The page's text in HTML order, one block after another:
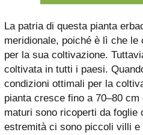
La patria di questa pianta
meridionale, poiché è lì che le
per la sua coltivazione.
coltivata in tutti i paesi.
condizioni ottimali per la
pianta cresce fino a 70–80
maturi sono ricoperti da foglie
estremità ci sono piccoli villi e